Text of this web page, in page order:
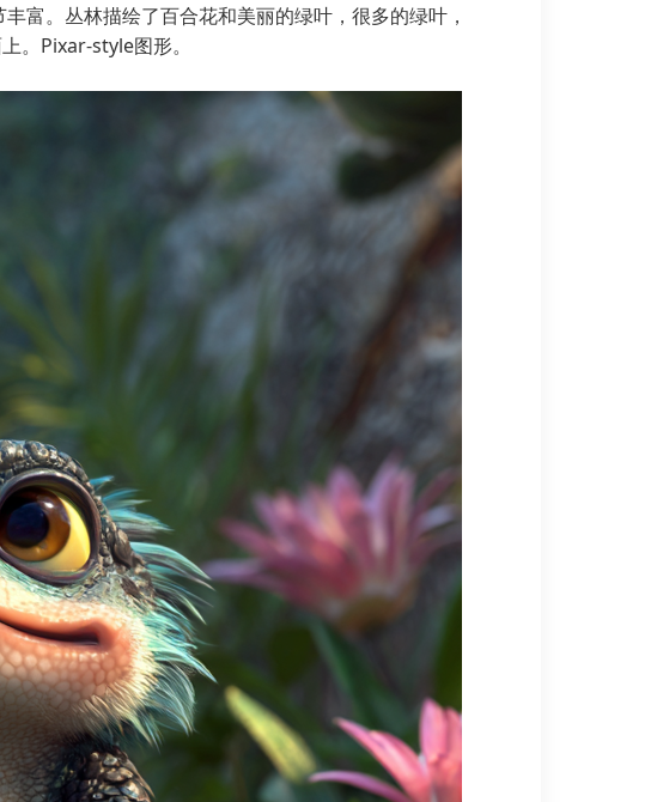
富。丛林描绘了百合花和美丽的绿叶，很多的绿叶，
。Pixar-style图形。